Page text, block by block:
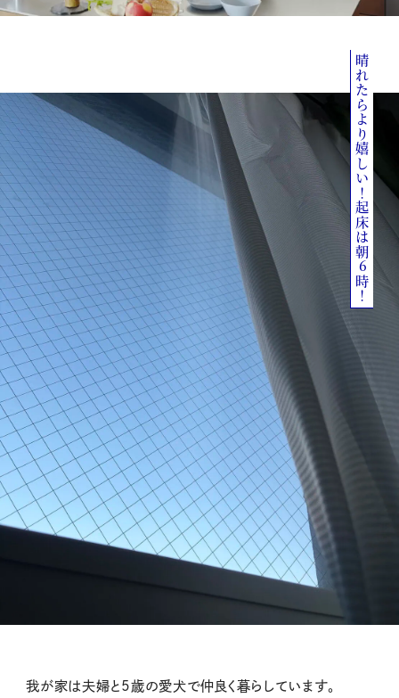
晴れたらより嬉しい！起床は朝6時！
我が家は夫婦と5歳の愛犬で仲良く暮らしています。